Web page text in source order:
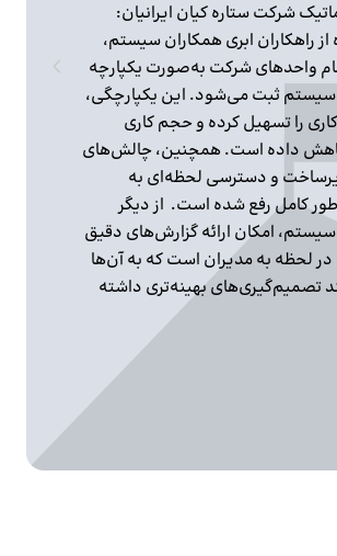
شرکت ستاره کیان ایرانیان:
از راهکاران ابری همکاران سیستم،
واحدهای شرکت به‌صورت یکپارچه
ثبت می‌شود. این یکپارچگی،
را تسهیل کرده و حجم کاری
کاهش داده است. همچنین، چالش‌های
و دسترسی لحظه‌ای به
کامل رفع شده است. از دیگر
سیستم، امکان ارائه گزارش‌های دقیق
لحظه به مدیران است که به آن‌ها
تصمیم‌گیری‌های بهینه‌تری داشته